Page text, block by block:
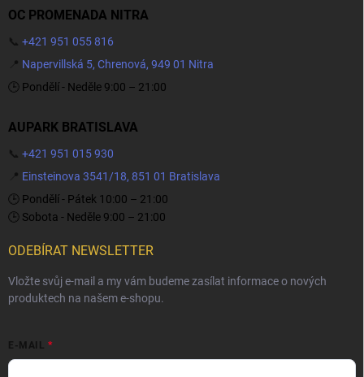
OC PROMENADA NITRA
📞 +421 951 055 816
📍 Napervillská 5, Chrenová, 949 01 Nitra
🕒 Pondělí - Neděle 9:00 – 21:00
AUPARK BRATISLAVA
📞 +421 951 015 930
📍 Einsteinova 3541/18, 851 01 Bratislava
🕒 Pondělí - Pátek 10:00 – 21:00
🕒 Sobota - Neděle 9:00 – 21:00
ODEBÍRAT NEWSLETTER
Vložte svůj e-mail a my vám budeme zasílat informace o nových
produktech na našem e-shopu.
E-MAIL